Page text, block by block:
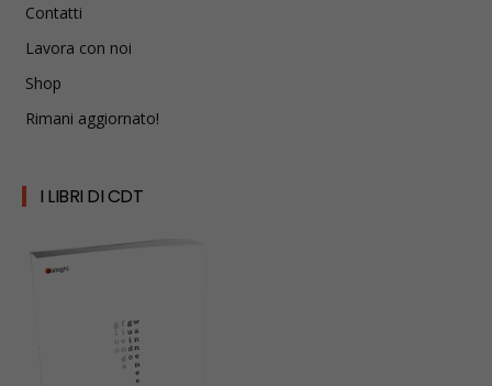
Contatti
Lavora con noi
Shop
Rimani aggiornato!
I LIBRI DI CDT